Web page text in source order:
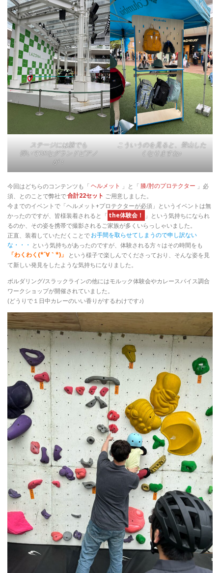
ステージには誰でも
弾いてOKなグランドピアノ
が！
こういうのを見ると、登山した
くなりますね♪
今回はどちらのコンテンツも「 ヘルメット 」と「膝/肘のプロテクター 」必
須、とのことで弊社で合計22セット ご用意しました。
今までのイベントで「ヘルメット+プロテクターが必須」というイベントは無
かったのですが、皆様装着されると「 the体験会！
」という気持ちになられ
るのか、その姿を携帯で撮影されるご家族が多くいらっしゃいました。
正直、装着していただくことでお手間を取らせてしまうので申し訳ない
な・・・ という気持ちがあったのですが、体験される方々はその時間をも
「わくわく(*´∀｀*)」
という様子で楽しんでくださっており、そんな姿を見
て新しい発見をしたような気持ちになりました。
ボルダリング/スラックラインの他にはモルック体験会やカレースパイス調合
ワークショップが開催されていました。
(どうりで１日中カレーのいい香りがするわけです♪)